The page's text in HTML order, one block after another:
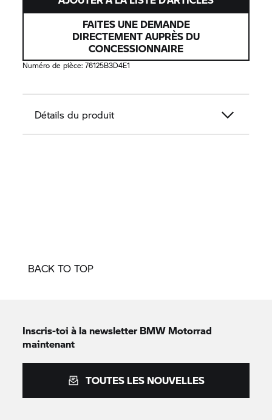
FAITES UNE DEMANDE
DIRECTEMENT AUPRÈS DU
CONCESSIONNAIRE
Numéro de pièce:76125B3D4E1
Détails du produit
BACK TO TOP
Inscris-toi à la newsletterBMW Motorrad
maintenant
TOUTES LES NOUVELLES